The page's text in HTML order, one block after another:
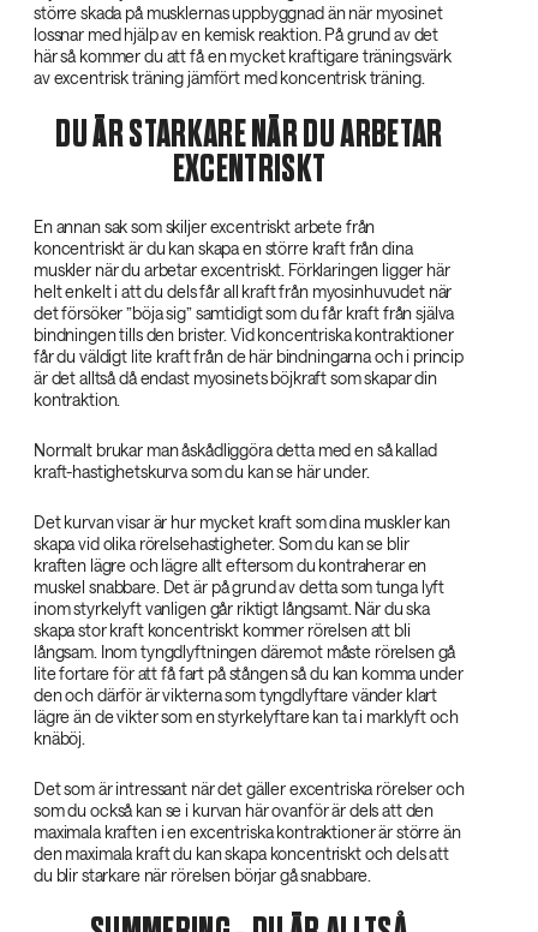
större skada på musklernas uppbyggnad än när myosinet
lossnar med hjälp av en kemisk reaktion. På grund av det
här så kommer du att få en mycket kraftigare träningsvärk
av excentrisk träning jämfört med koncentrisk träning.
DU ÄR STARKARE NÄR DU ARBETAR
EXCENTRISKT
En annan sak som skiljer excentriskt arbete från
koncentriskt är du kan skapa en större kraft från dina
muskler när du arbetar excentriskt. Förklaringen ligger här
helt enkelt i att du dels får all kraft från myosinhuvudet när
det försöker ”böja sig” samtidigt som du får kraft från själva
bindningen tills den brister. Vid koncentriska kontraktioner
får du väldigt lite kraft från de här bindningarna och i princip
är det alltså då endast myosinets böjkraft som skapar din
kontraktion.
Normalt brukar man åskådliggöra detta med en så kallad
kraft-hastighetskurva som du kan se här under.
Det kurvan visar är hur mycket kraft som dina muskler kan
skapa vid olika rörelsehastigheter. Som du kan se blir
kraften lägre och lägre allt eftersom du kontraherar en
muskel snabbare. Det är på grund av detta som tunga lyft
inom styrkelyft vanligen går riktigt långsamt. När du ska
skapa stor kraft koncentriskt kommer rörelsen att bli
långsam. Inom tyngdlyftningen däremot måste rörelsen gå
lite fortare för att få fart på stången så du kan komma under
den och därför är vikterna som tyngdlyftare vänder klart
lägre än de vikter som en styrkelyftare kan ta i marklyft och
knäböj.
Det som är intressant när det gäller excentriska rörelser och
som du också kan se i kurvan här ovanför är dels att den
maximala kraften i en excentriska kontraktioner är större än
den maximala kraft du kan skapa koncentriskt och dels att
du blir starkare när rörelsen börjar gå snabbare.